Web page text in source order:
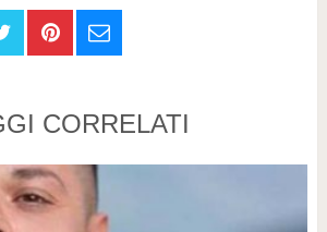
CORRELATI